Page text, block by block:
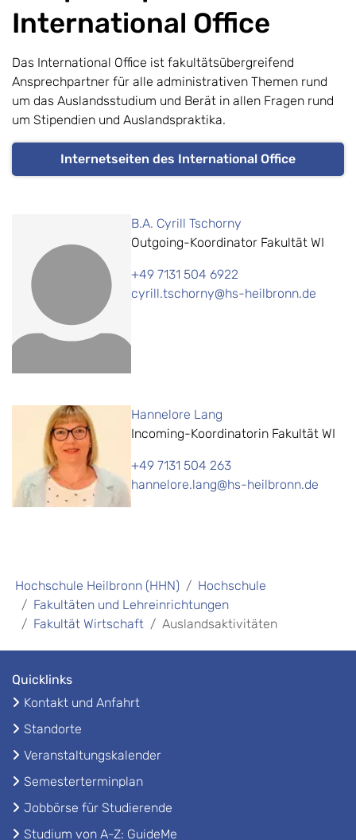
International Office
Das International Office ist fakultätsübergreifend
Ansprechpartner für alle administrativen Themen rund
um das Auslandsstudium und Berät in allen Fragen rund
um Stipendien und Auslandspraktika.
Internetseiten des International Office
B.A. Cyrill Tschorny
Outgoing-Koordinator Fakultät WI
+49 7131 504 6922
cyrill.tschorny@hs-heilbronn.de
Hannelore Lang
Incoming-Koordinatorin Fakultät WI
+49 7131 504 263
hannelore.lang@hs-heilbronn.de
Hochschule Heilbronn (HHN)
Hochschule
Fakultäten und Lehreinrichtungen
Fakultät Wirtschaft
Auslandsaktivitäten
Quicklinks
Kontakt und Anfahrt
Standorte
Veranstaltungskalender
Semesterterminplan
Jobbörse für Studierende
Studium von A-Z: GuideMe